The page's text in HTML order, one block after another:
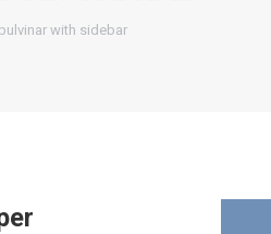
with sidebar